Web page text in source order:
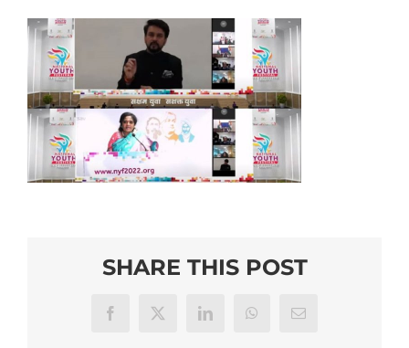
SHARE THIS POST
Facebook
X LinkedInWhatsAppEmail